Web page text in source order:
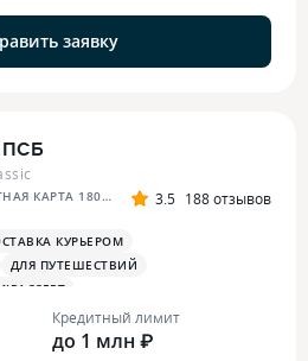
заявку
ПСБ
КРЕДИТНАЯ КАРТА 180 ДНЕЙ БЕЗ % 3.5 188 отзывов
КУРЬЕРОМ
ДЛЯ ПУТЕШЕСТВИЙ
УСЛУГИКредитный лимит
до 1 млн ₽